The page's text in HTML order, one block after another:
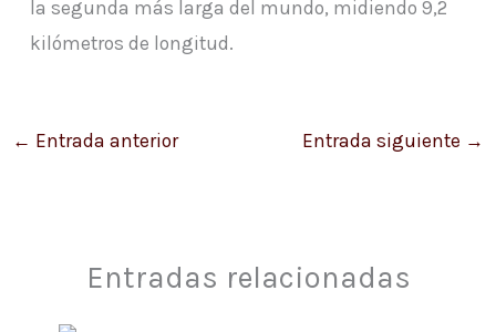
la segunda más larga del mundo, midiendo 9,2
kilómetros de longitud.
← Entrada anterior Entrada siguiente →
Entradas relacionadas